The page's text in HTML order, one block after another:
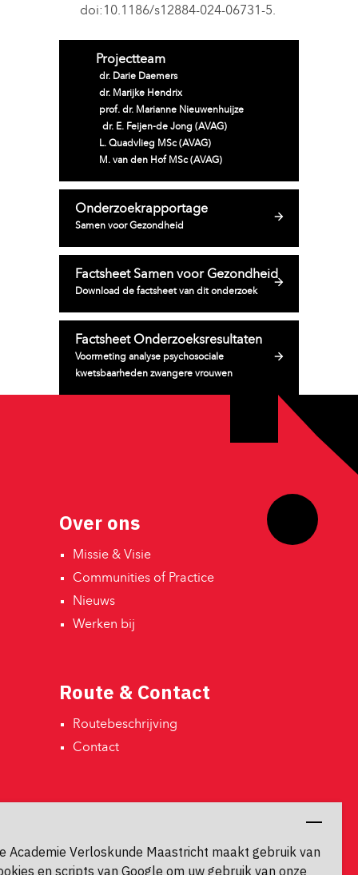
Academie Verloskunde Maastricht maakt gebruik van
en scripts van Google om uw gebruik van onze
doi:10.1186/s12884-024-06731-5.
Projectteam
dr. Darie Daemers
dr. Marijke Hendrix
prof. dr. Marianne Nieuwenhuijze
dr. E. Feijen-de Jong (AVAG)
L. Quadvlieg MSc (AVAG)
M. van den Hof MSc (AVAG)
Onderzoekrapportage
Samen voor Gezondheid
Factsheet Samen voor Gezondheid
Download de factsheet van dit onderzoek
Factsheet Onderzoeksresultaten
Voormeting analyse psychosociale
kwetsbaarheden zwangere vrouwen
Over ons
Missie & Visie
Communities of Practice
Nieuws
Werken bij
Route & Contact
Routebeschrijving
Contact
Universiteitssingel 60
6229 ER, Maastricht